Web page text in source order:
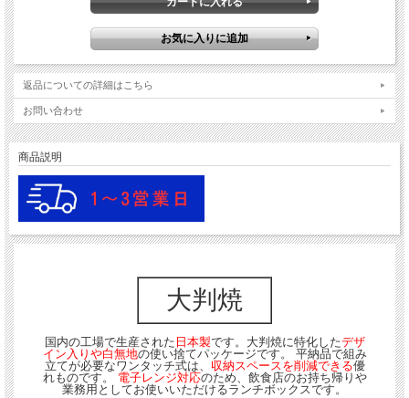
返品についての詳細はこちら
お問い合わせ
商品説明
大判焼
国内の工場で生産された 日本製です。大判焼に特化したデザ
イン入りや白無地の使い捨てパッケージです。 平納品で組み
立てが必要なワンタッチ式は、 収納スペースを削減できる優
れものです。 電子レンジ対応のため、飲食店のお持ち帰りや
業務用としてお使いいただけるランチボックスです。